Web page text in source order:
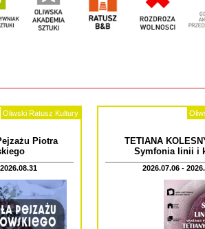
Oliwski Ratusz Kultury
Piotra
TETIANA
Symfonia linii i
2026.07.06 -